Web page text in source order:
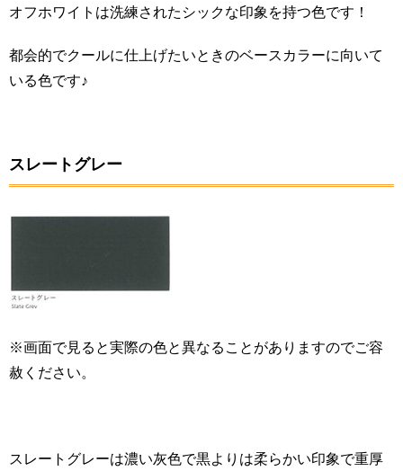
オフホワイトは洗練されたシックな印象を持つ色です！
都会的でクールに仕上げたいときのベースカラーに向いて
いる色です♪
スレートグレー
※画面で見ると実際の色と異なることがありますのでご容
赦ください。
スレートグレーは濃い灰色で黒よりは柔らかい印象で重厚